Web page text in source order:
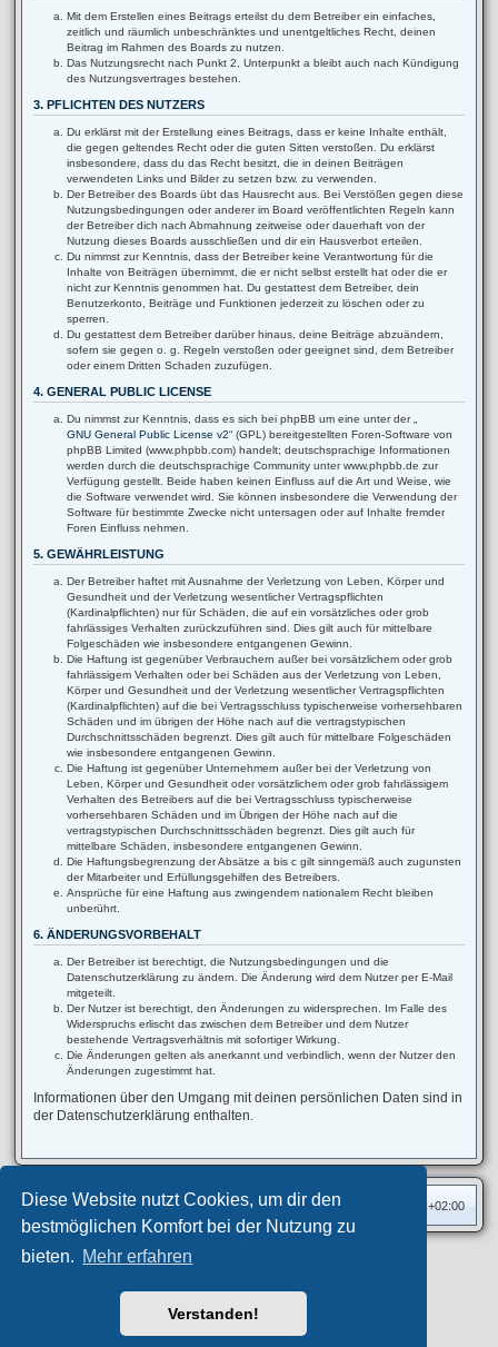
Diese Website nutzt Cookies, um dir den
bestmöglichen Komfort bei der Nutzung zu
bieten. Mehr erfahren
Verstanden!
Mit dem Erstellen eines Beitrags erteilst du dem Betreiber ein einfaches,
zeitlich und räumlich unbeschränktes und unentgeltliches Recht, deinen
Beitrag im Rahmen des Boards zu nutzen.
Das Nutzungsrecht nach Punkt 2, Unterpunkt a bleibt auch nach Kündigung
des Nutzungsvertrages bestehen.
3. PFLICHTEN DES NUTZERS
Du erklärst mit der Erstellung eines Beitrags, dass er keine Inhalte enthält,
die gegen geltendes Recht oder die guten Sitten verstoßen. Du erklärst
insbesondere, dass du das Recht besitzt, die in deinen Beiträgen
verwendeten Links und Bilder zu setzen bzw. zu verwenden.
Der Betreiber des Boards übt das Hausrecht aus. Bei Verstößen gegen diese
Nutzungsbedingungen oder anderer im Board veröffentlichten Regeln kann
der Betreiber dich nach Abmahnung zeitweise oder dauerhaft von der
Nutzung dieses Boards ausschließen und dir ein Hausverbot erteilen.
Du nimmst zur Kenntnis, dass der Betreiber keine Verantwortung für die
Inhalte von Beiträgen übernimmt, die er nicht selbst erstellt hat oder die er
nicht zur Kenntnis genommen hat. Du gestattest dem Betreiber, dein
Benutzerkonto, Beiträge und Funktionen jederzeit zu löschen oder zu
sperren.
Du gestattest dem Betreiber darüber hinaus, deine Beiträge abzuändern,
sofern sie gegen o. g. Regeln verstoßen oder geeignet sind, dem Betreiber
oder einem Dritten Schaden zuzufügen.
4. GENERAL PUBLIC LICENSE
Du nimmst zur Kenntnis, dass es sich bei phpBB um eine unter der „
GNU General Public License v2“ (GPL) bereitgestellten Foren-Software von
phpBB Limited (www.phpbb.com) handelt; deutschsprachige Informationen
werden durch die deutschsprachige Community unter www.phpbb.de zur
Verfügung gestellt. Beide haben keinen Einfluss auf die Art und Weise, wie
die Software verwendet wird. Sie können insbesondere die Verwendung der
Software für bestimmte Zwecke nicht untersagen oder auf Inhalte fremder
Foren Einfluss nehmen.
5. GEWÄHRLEISTUNG
Der Betreiber haftet mit Ausnahme der Verletzung von Leben, Körper und
Gesundheit und der Verletzung wesentlicher Vertragspflichten
(Kardinalpflichten) nur für Schäden, die auf ein vorsätzliches oder grob
fahrlässiges Verhalten zurückzuführen sind. Dies gilt auch für mittelbare
Folgeschäden wie insbesondere entgangenen Gewinn.
Die Haftung ist gegenüber Verbrauchern außer bei vorsätzlichem oder grob
fahrlässigem Verhalten oder bei Schäden aus der Verletzung von Leben,
Körper und Gesundheit und der Verletzung wesentlicher Vertragspflichten
(Kardinalpflichten) auf die bei Vertragsschluss typischerweise vorhersehbaren
Schäden und im übrigen der Höhe nach auf die vertragstypischen
Durchschnittsschäden begrenzt. Dies gilt auch für mittelbare Folgeschäden
wie insbesondere entgangenen Gewinn.
Die Haftung ist gegenüber Unternehmern außer bei der Verletzung von
Leben, Körper und Gesundheit oder vorsätzlichem oder grob fahrlässigem
Verhalten des Betreibers auf die bei Vertragsschluss typischerweise
vorhersehbaren Schäden und im Übrigen der Höhe nach auf die
vertragstypischen Durchschnittsschäden begrenzt. Dies gilt auch für
mittelbare Schäden, insbesondere entgangenen Gewinn.
Die Haftungsbegrenzung der Absätze a bis c gilt sinngemäß auch zugunsten
der Mitarbeiter und Erfüllungsgehilfen des Betreibers.
Ansprüche für eine Haftung aus zwingendem nationalem Recht bleiben
unberührt.
6. ÄNDERUNGSVORBEHALT
Der Betreiber ist berechtigt, die Nutzungsbedingungen und die
Datenschutzerklärung zu ändern. Die Änderung wird dem Nutzer per E-Mail
mitgeteilt.
Der Nutzer ist berechtigt, den Änderungen zu widersprechen. Im Falle des
Widerspruchs erlischt das zwischen dem Betreiber und dem Nutzer
bestehende Vertragsverhältnis mit sofortiger Wirkung.
Die Änderungen gelten als anerkannt und verbindlich, wenn der Nutzer den
Änderungen zugestimmt hat.
Informationen über den Umgang mit deinen persönlichen Daten sind in
der Datenschutzerklärung enthalten.
Foren-Übersicht Alle Zeiten sind UTC+02:00
Privates Forum ©